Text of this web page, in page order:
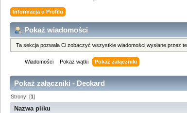
Informacja o Profilu
Pokaż wiadomości
Ta sekcja pozwala Ci zobaczyć wszystkie wiadomości wysłane przez
Wiadomości Pokaż wątki Pokaż załączniki
Pokaż załączniki - Deckard
Strony: [1]
Nazwa pliku